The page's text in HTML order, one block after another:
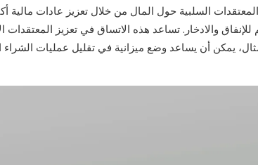
السلبية حول المال من خلال تعزيز عادات مالية
والادخار. تساعد هذه الاتساق في تعزيز المعتقدات
يمكن أن يساعد وضع ميزانية في تقليل عمليات الشراء